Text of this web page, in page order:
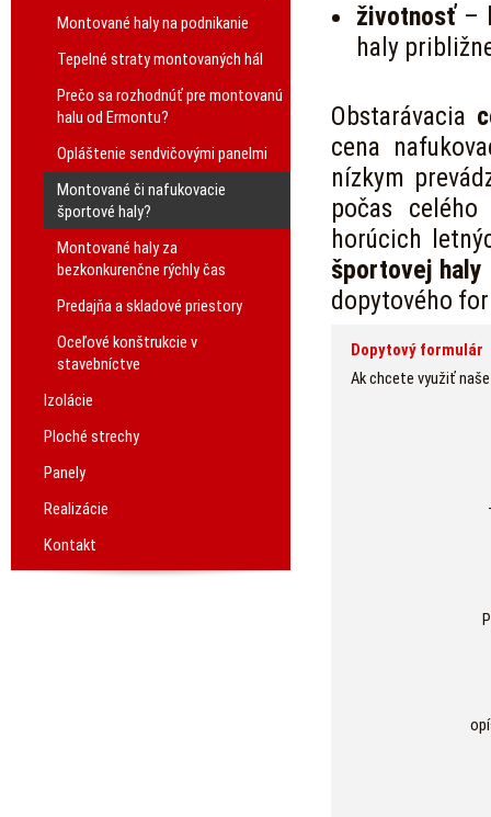
Montované haly na podnikanie
Tepelné straty montovaných hál
Prečo sa rozhodnúť pre montovanú
halu od Ermontu?
Opláštenie sendvičovými panelmi
Montované či nafukovacie
športové haly?
Montované haly za
bezkonkurenčne rýchly čas
Predajňa a skladové priestory
Oceľové konštrukcie v
stavebníctve
Izolácie
Ploché strechy
Panely
Realizácie
Kontakt
životnosť–
haly
Obstarávacia
cena
nízkym
počas
horúcich
športovej haly
dopytového
Dopytový formulár
Ak chcete využiť